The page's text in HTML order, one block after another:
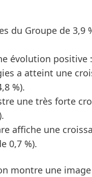
du Groupe de 3,9
évolution positive :
a atteint une
%).
une très forte
affiche une
0,7 %).
montre une